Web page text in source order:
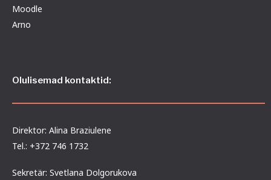
Moodle
Arno
Olulisemad kontaktid:
Direktor: Alina Braziulene
Tel.: +372 746 1732
Sekretär: Svetlana Dolgorukova